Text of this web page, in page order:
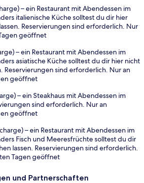
– ein Restaurant mit Abendessen im
italienische Küche solltest du dir hier
Reservierungen sind erforderlich. Nur
geöffnet
– ein Restaurant mit Abendessen im
asiatische Küche solltest du dir hier nicht
Reservierungen sind erforderlich. Nur an
geöffnet
– ein Steakhaus mit Abendessen im
sind erforderlich. Nur an
geöffnet
– ein Restaurant mit Abendessen im
Fisch und Meeresfrüchte solltest du dir
lassen. Reservierungen sind erforderlich.
Tagen geöffnet
und Partnerschaften